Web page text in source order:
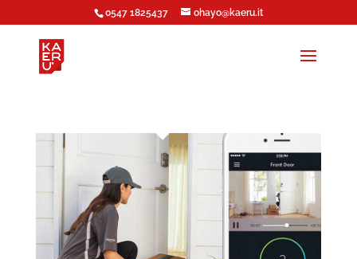
0547 1825437 ohayo@kaeru.it